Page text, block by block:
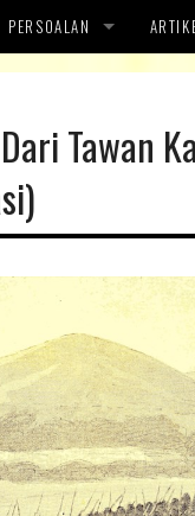
PERSOALAN
MENGAPA KAMI MENOLAK
REFERENSI
KRONOLOGI
Tawan